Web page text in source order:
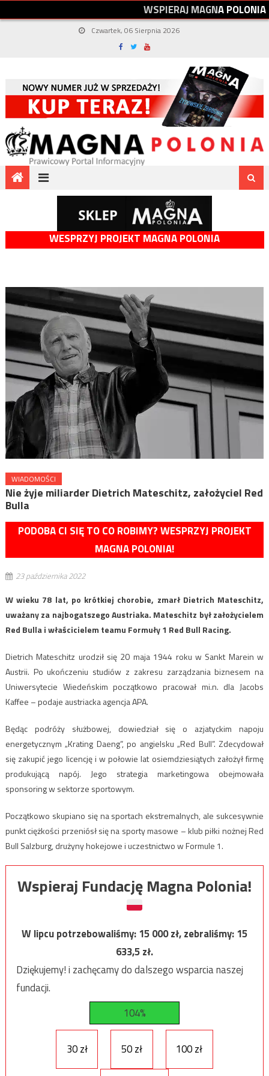
WSPIERAJMAGNAPOLONIA
Czwartek, 06 Sierpnia 2026
WESPRZYJ PROJEKT MAGNA POLONIA
WIADOMOŚCI
Nie żyje miliarder Dietrich Mateschitz, założyciel Red
Bulla
PODOBA CI SIĘ TO CO ROBIMY? WESPRZYJ PROJEKT
MAGNA POLONIA!
23 października 2022
W wieku 78 lat, po krótkiej chorobie, zmarł Dietrich Mateschitz,
uważany za najbogatszego Austriaka. Mateschitz był założycielem
Red Bulla i właścicielem teamu Formuły 1 Red Bull Racing.
Dietrich Mateschitz urodził się 20 maja 1944 roku w Sankt Marein w
Austrii. Po ukończeniu studiów z zakresu zarządzania biznesem na
Uniwersytecie Wiedeńskim początkowo pracował mi.n. dla Jacobs
Kaffee – podaje austriacka agencja APA.
Będąc podróży służbowej, dowiedział się o azjatyckim napoju
energetycznym „Krating Daeng”, po angielsku „Red Bull”. Zdecydował
się zakupić jego licencję i w połowie lat osiemdziesiątych założył firmę
produkującą napój. Jego strategia marketingowa obejmowała
sponsoring w sektorze sportowym.
Początkowo skupiano się na sportach ekstremalnych, ale sukcesywnie
punkt ciężkości przeniósł się na sporty masowe – klub piłki nożnej Red
Bull Salzburg, drużyny hokejowe i uczestnictwo w Formule 1.
Wspieraj Fundację Magna Polonia!
W lipcu potrzebowaliśmy:15 000zł, zebraliśmy:15
633,5zł.
Dziękujemy! i zachęcamy do dalszego wsparcia naszej
fundacji.
104%
30 zł 50 zł 100 zł